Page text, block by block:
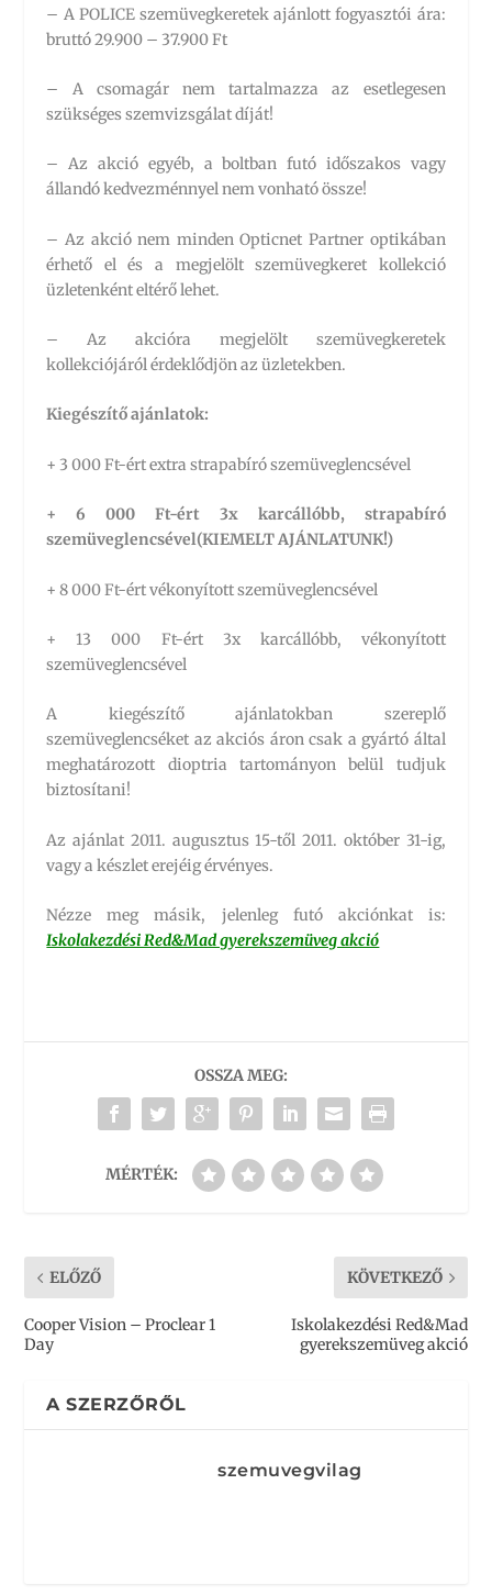
– A POLICE szemüvegkeretek ajánlott fogyasztói ára:
bruttó 29.900 – 37.900 Ft
– A csomagár nem tartalmazza az esetlegesen
szükséges szemvizsgálat díját!
– Az akció egyéb, a boltban futó időszakos vagy
állandó kedvezménnyel nem vonható össze!
– Az akció nem minden Opticnet Partner optikában
érhető el és a megjelölt szemüvegkeret kollekció
üzletenként eltérő lehet.
– Az akcióra megjelölt szemüvegkeretek
kollekciójáról érdeklődjön az üzletekben.
Kiegészítő ajánlatok:
+ 3 000 Ft-ért extra strapabíró szemüveglencsével
+ 6 000 Ft-ért 3x karcállóbb, strapabíró
szemüveglencsével(KIEMELT AJÁNLATUNK!)
+ 8 000 Ft-ért vékonyított szemüveglencsével
+ 13 000 Ft-ért 3x karcállóbb, vékonyított
szemüveglencsével
A kiegészítő ajánlatokban szereplő
szemüveglencséket az akciós áron csak a gyártó által
meghatározott dioptria tartományon belül tudjuk
biztosítani!
Az ajánlat 2011. augusztus 15-től 2011. október 31-ig,
vagy a készlet erejéig érvényes.
Nézze meg másik, jelenleg futó akciónkat is:
Iskolakezdési Red&Mad gyerekszemüveg akció
OSSZA MEG:
MÉRTÉK:
ELŐZŐ
Cooper Vision – Proclear 1
Day
KÖVETKEZŐ
Iskolakezdési Red&Mad
gyerekszemüveg akció
A SZERZŐRŐL
szemuvegvilag